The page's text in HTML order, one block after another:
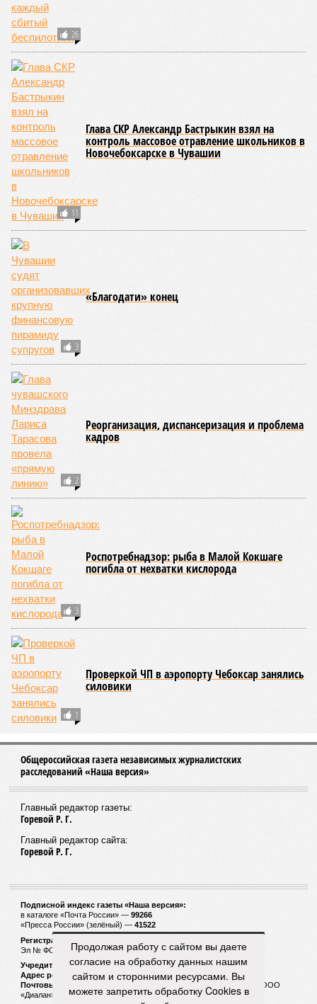
26
11
Глава СКР Александр Бастрыкин взял на
контроль массовое отравление школьников в
Новочебоксарске в Чувашии
3
«Благодати» конец
2
Реорганизация, диспансеризация и проблема
кадров
3
Роспотребнадзор: рыба в Малой Кокшаге
погибла от нехватки кислорода
1
Проверкой ЧП в аэропорту Чебоксар занялись
силовики
Общероссийская газета независимых журналистских
расследований «Наша версия»
Главный редактор газеты:
Горевой Р. Г.
Главный редактор сайта:
Горевой Р. Г.
Подписной индекс газеты «Наша версия»:
в каталоге «Почта России» — 99266
«Пресса России» (зелёный) — 41522
Регистрационный номер Роскомнадзора
Эл № ФС77-53847 от 26.04.2013.
Учредитель ООО «Версия»
Адрес редакции:123100, Россия, Москва, улица 1905 года, 7с1
Почтовый адрес редакции:
123022, Россия, Москва, а/я 29. для ООО
«Диалан»
Продолжая работу с сайтом вы даете
согласие на обработку данных нашим
сайтом и сторонними ресурсами. Вы
можете запретить обработку Cookies в